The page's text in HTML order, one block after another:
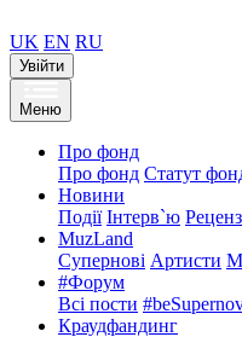
UK EN RU
Увійти
Меню
Про фонд
Про фонд Статут
Новини
Події Інтерв`ю
MuzLand
Супернові Артисти
#Форум
Всі пости
Краудфандинг